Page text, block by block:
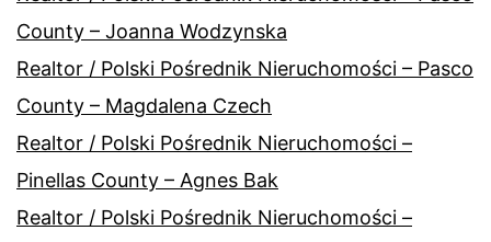
County – Joanna Wodzynska
Realtor / Polski Pośrednik Nieruchomości – Pasco
County – Magdalena Czech
Realtor / Polski Pośrednik Nieruchomości –
Pinellas County – Agnes Bak
Realtor / Polski Pośrednik Nieruchomości –